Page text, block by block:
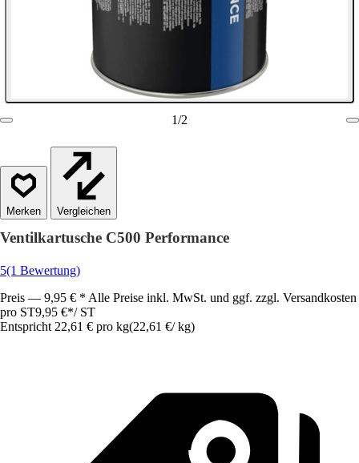
1/2
Vergleichen
Ventilkartusche C500 Performance
5(1 Bewertung)
Preis — 9,95 € * Alle Preise inkl. MwSt. und ggf. zzgl. Versandkosten
pro ST9,95 €*/ ST
Entspricht 22,61 € pro kg(22,61 €/ kg)